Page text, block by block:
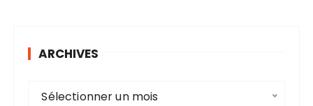
ARCHIVES
Sélectionner un mois